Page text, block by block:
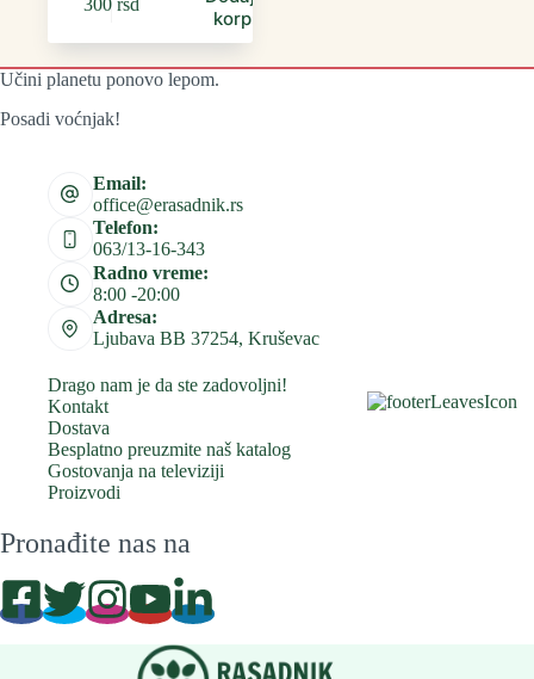
korpu
Učini planetu ponovo lepom.
Posadi voćnjak!
Email:
office@erasadnik.rs
Telefon:
063/13-16-343
Radno vreme:
8:00 -20:00
Adresa:
Ljubava BB 37254, Kruševac
Drago nam je da ste zadovoljni!
Kontakt
Dostava
Besplatno preuzmite naš katalog
Gostovanja na televiziji
Proizvodi
Pronađite nas na